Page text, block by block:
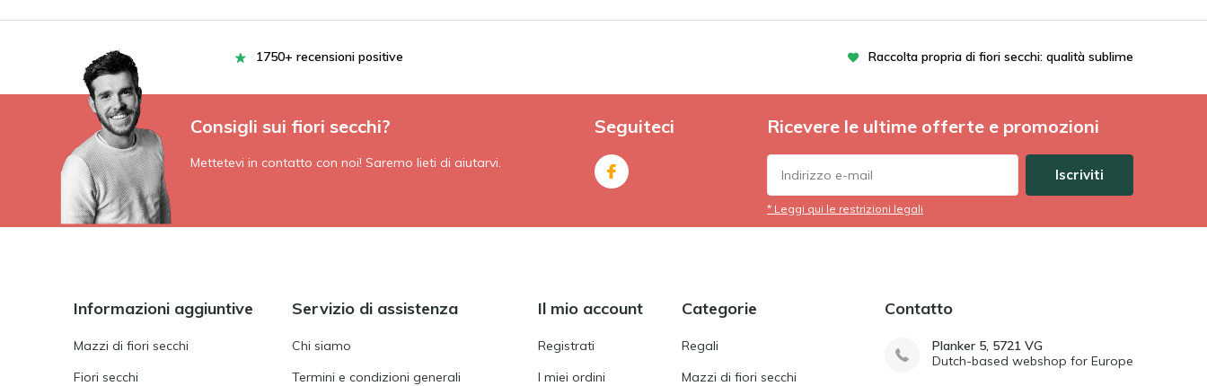
1750+ recensioni positive Raccolta propria di fiori secchi: qualità sublime
Consigli sui fiori secchi?
Mettetevi in contatto con noi! Saremo lieti di aiutarvi.
Seguiteci Ricevere le ultime offerte e promozioni
Iscriviti
* Leggi qui le restrizioni legali
Informazioni aggiuntive
Mazzi di fiori secchi
Fiori secchi
Servizio di assistenza
Chi siamo
Termini e condizioni generali
Il mio account
Registrati
I miei ordini
Categorie
Regali
Mazzi di fiori secchi
Contatto
Planker 5, 5721 VG
Dutch-based webshop for Europe